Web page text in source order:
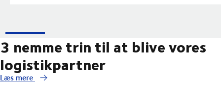
3 nemme trin til at blive vores
logistikpartner
Læs mere